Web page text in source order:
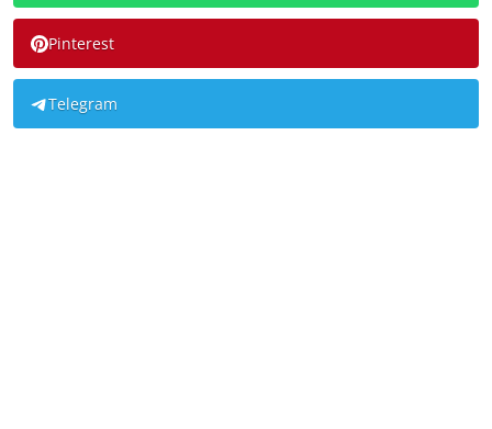
Pinterest
Telegram